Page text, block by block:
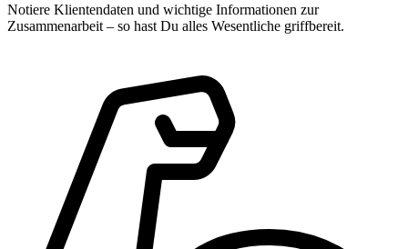
Notiere Klientendaten und wichtige Informationen zur
Zusammenarbeit – so hast Du alles Wesentliche griffbereit.